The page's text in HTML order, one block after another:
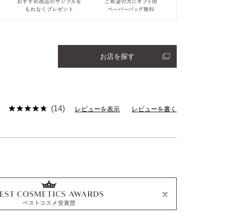
お店を探す
(14) レビューを表示 レビューを書く